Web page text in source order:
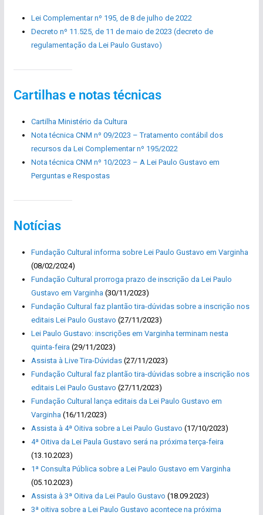
Lei Complementar nº 195, de 8 de julho de 2022
Decreto nº 11.525, de 11 de maio de 2023 (decreto de
regulamentação da Lei Paulo Gustavo)
Cartilhas e notas técnicas
Cartilha Ministério da Cultura
Nota técnica CNM nº 09/2023 – Tratamento contábil dos
recursos da Lei Complementar nº 195/2022
Nota técnica CNM nº 10/2023 – A Lei Paulo Gustavo em
Perguntas e Respostas
Notícias
Fundação Cultural informa sobre Lei Paulo Gustavo em Varginha
(08/02/2024)
Fundação Cultural prorroga prazo de inscrição da Lei Paulo
Gustavo em Varginha (30/11/2023)
Fundação Cultural faz plantão tira-dúvidas sobre a inscrição nos
editais Lei Paulo Gustavo (27/11/2023)
Lei Paulo Gustavo: inscrições em Varginha terminam nesta
quinta-feira (29/11/2023)
Assista à Live Tira-Dúvidas(27/11/2023)
Fundação Cultural faz plantão tira-dúvidas sobre a inscrição nos
editais Lei Paulo Gustavo (27/11/2023)
Fundação Cultural lança editais da Lei Paulo Gustavo em
Varginha (16/11/2023)
Assista à 4ª Oitiva sobre a Lei Paulo Gustavo (17/10/2023)
4ª Oitiva da Lei Paula Gustavo será na próxima terça-feira
(13.10.2023)
1ª Consulta Pública sobre a Lei Paulo Gustavo em Varginha
(05.10.2023)
Assista à 3ª Oitiva da Lei Paulo Gustavo (18.09.2023)
3ª oitiva sobre a Lei Paulo Gustavo acontece na próxima